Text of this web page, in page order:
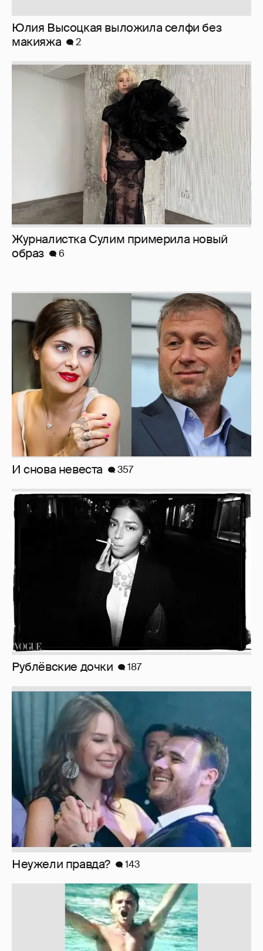
Юлия Высоцкая выложила селфи без
макияжа
2
Журналистка Сулим примерила новый
образ
6
И снова невеста 357
Рублёвские дочки 187
Неужели правда? 143